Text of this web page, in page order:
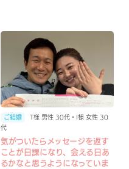
T様 男性 30代・I様 女性 30
代
気がついたらメッセージを返す
ことが日課になり、会える日あ
るかなと思うようになっていま